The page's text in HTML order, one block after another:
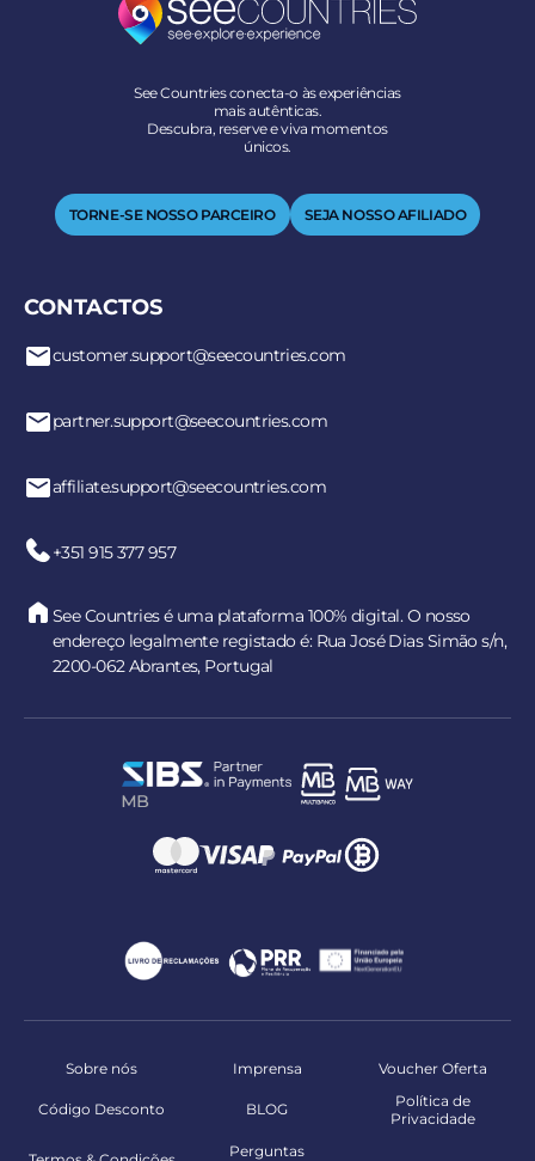
See Countries conecta-o às experiências
mais autênticas.
Descubra, reserve e viva momentos
únicos.
TORNE-SE NOSSO PARCEIRO SEJA NOSSO AFILIADO
CONTACTOS
customer.support@seecountries.com
partner.support@seecountries.com
affiliate.support@seecountries.com
+351 915 377 957
See Countries é uma plataforma 100% digital. O nosso
endereço legalmente registado é: Rua José Dias Simão s/n,
2200-062 Abrantes, Portugal
Sobre nós Imprensa Voucher Oferta
Código Desconto BLOG
Política de
Privacidade
Perguntas